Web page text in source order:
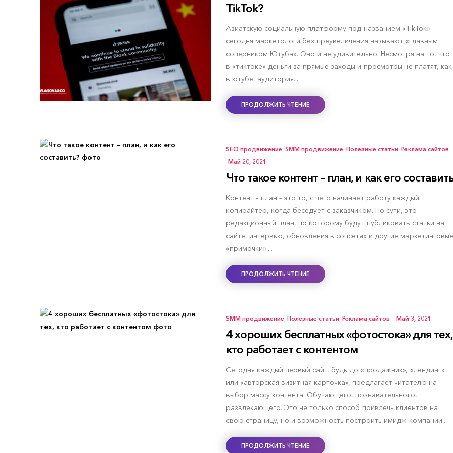
TikTok?
Азиатскую социальную платформу под названием «TikTok»
сегодня маркетологи без преувеличения называют «главным
соперником Ютуба». Оно и не удивительно. Несмотря на то, что
в «тиктоке» деньги за прямые заходы и просмотры не платят, как
в ютубе, аудитория...
ПРОДОЛЖИТЬ ЧТЕНИЕ
SEO продвижение, SMM продвижение, Полезные статьи, Реклама сайтов |
Май 20, 2021
Что такое контент – план, и как его
Контент – план – это то, с чего начинает работу каждый
копирайтер, когда беседует с заказчиком. По сути, это
редакционный план, по которому будут публиковать статьи на
сайте, интервью, обновления в соцсетях и другие маркетинговые
«примочки»....
ПРОДОЛЖИТЬ ЧТЕНИЕ
SMM продвижение, Полезные статьи, Реклама сайтов | Май 3, 2021
4 хороших бесплатных «фотостока» для тех,
кто работает с контентом
Сегодня каждый первый сайт, будь до «продажник», «лендинг»
или «авторская визитная карточка», предлагает читателю на
выбор массу контента. Обучающего, познавательного,
развлекающего. Это не только способ привлечь клиентов на
свою страницу, но и возможность построить имидж компании...
ПРОДОЛЖИТЬ ЧТЕНИЕ